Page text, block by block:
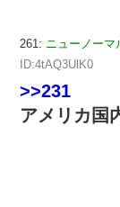
261: ニューノーマ
ID:4tAQ3UlK0
>>231
アメリカ国